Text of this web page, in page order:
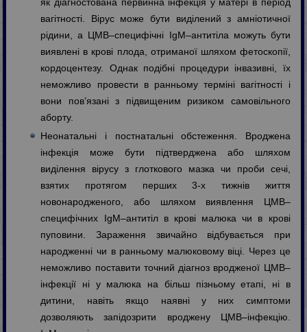
як діагностована первинна інфекція у матері в період
вагітності. Вірус може бути виділений з амніотичної
рідини, а ЦМВ–специфічні IgM–антитіла можуть бути
виявлені в крові плода, отриманої шляхом фетоскопії,
кордоцентезу. Однак подібні процедури інвазивні, їх
неможливо провести в ранньому терміні вагітності і
вони пов’язані з підвищеним ризиком самовільного
аборту.
Неонатальні і постнатальні обстеження. Вроджена
інфекція може бути підтверджена або шляхом
виділення вірусу з глоткового мазка чи проби сечі,
взятих протягом перших 3-х тижнів життя
новонародженого, або шляхом виявлення ЦМВ–
специфічних IgM–антитіл в крові малюка чи в крові
пуповини. Зараження звичайно відбувається при
народженні чи в ранньому малюковому віці. Через це
неможливо поставити точний діагноз вродженої ЦМВ–
інфекції ні у малюка на більш пізньому етапі, ні в
дитини, навіть якщо наявні у них симптоми
дозволяють запідозрити вроджену ЦМВ–інфекцію.